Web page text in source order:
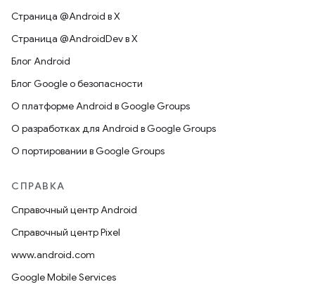
Страница @Android в X
Страница @AndroidDev в X
Блог Android
Блог Google о безопасности
О платформе Android в Google Groups
О разработках для Android в Google Groups
О портировании в Google Groups
СПРАВКА
Справочный центр Android
Справочный центр Pixel
www.android.com
Google Mobile Services